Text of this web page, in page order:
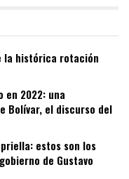
la histórica rotación
en 2022: una
Bolívar, el discurso del
estos son los
de Gustavo